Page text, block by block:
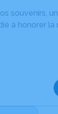
souvenirs,
à honorer la